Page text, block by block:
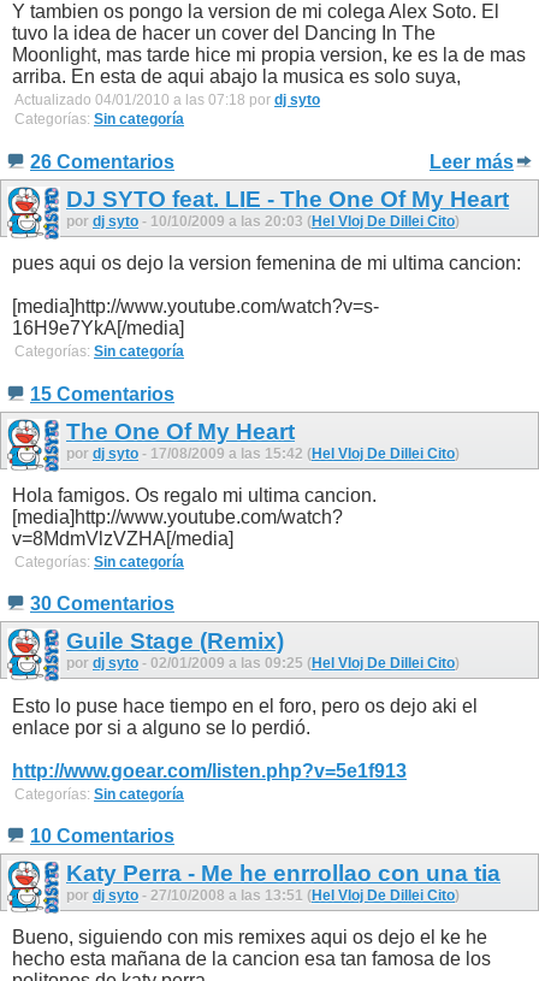
Y tambien os pongo la version de mi colega Alex Soto. El
tuvo la idea de hacer un cover del Dancing In The
Moonlight, mas tarde hice mi propia version, ke es la de mas
arriba. En esta de aqui abajo la musica es solo suya,
Actualizado 04/01/2010 a las 07:18 por dj syto
Categorías: Sin categoría
26 Comentarios Leer más
DJ SYTO feat. LIE - The One Of My Heart
por dj syto - 10/10/2009 a las 20:03 (Hel Vloj De Dillei Cito)
pues aqui os dejo la version femenina de mi ultima cancion:
[media]http://www.youtube.com/watch?v=s-
16H9e7YkA[/media]
Categorías: Sin categoría
15 Comentarios
The One Of My Heart
por dj syto - 17/08/2009 a las 15:42 (Hel Vloj De Dillei Cito)
Hola famigos. Os regalo mi ultima cancion.
[media]http://www.youtube.com/watch?
v=8MdmVlzVZHA[/media]
Categorías: Sin categoría
30 Comentarios
Guile Stage (Remix)
por dj syto - 02/01/2009 a las 09:25 (Hel Vloj De Dillei Cito)
Esto lo puse hace tiempo en el foro, pero os dejo aki el
enlace por si a alguno se lo perdió.
http://www.goear.com/listen.php?v=5e1f913
Categorías: Sin categoría
10 Comentarios
Katy Perra - Me he enrrollao con una tia
por dj syto - 27/10/2008 a las 13:51 (Hel Vloj De Dillei Cito)
Bueno, siguiendo con mis remixes aqui os dejo el ke he
hecho esta mañana de la cancion esa tan famosa de los